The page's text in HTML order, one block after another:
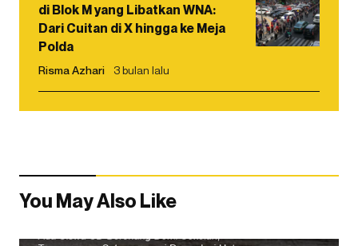
di Blok M yang Libatkan WNA:
Dari Cuitan di X hingga ke Meja
Polda
Risma Azhari 3 bulan lalu
You May Also Like